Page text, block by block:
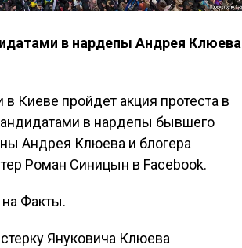
в нардепы Андрея Клюева
Киеве пройдет акция протеста в
в нардепы бывшего
Андрея Клюева и блогера
Роман Синицын в Facebook.
Факты.
Януковича Клюева